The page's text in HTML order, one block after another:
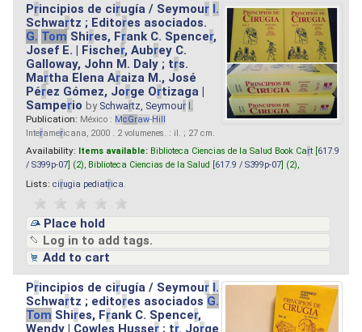
Principios de cirugía / Seymour I.
Schwartz ; Editores asociados.
G. Tom Shires, Frank C. Spencer,
Josef E. | Fischer, Aubrey C.
Galloway, John M. Daly ; trs.
Martha Elena Araiza M., José
Pérez Gómez, Jorge Ortizaga |
Samperio by Schwartz, Seymour I.
Publication: México : McGraw-Hill
Interamericana, 2000 . 2 volumenes. : il. ; 27 cm.
Availability: Items available: Biblioteca Ciencias de la Salud Book Cart [ 617.9
/ S399p-07 ] (2), Biblioteca Ciencias de la Salud [ 617.9 / S399p-07 ] (2),
Lists: cirugia pediatrica
Place hold
Log in to add tags.
Add to cart
Principios de cirugía / Seymour I.
Schwartz ; editores asociados G.
Tom Shires, Frank C. Spencer,
Wendy | Cowles Husser ; tr. Jorge